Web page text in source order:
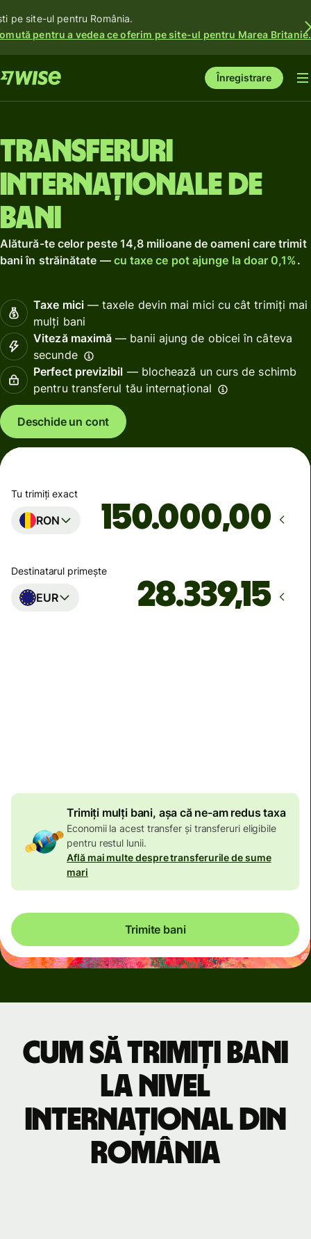
pe site-ul pentru România.
pentru a vedea ce oferim pe site-ul pentru Marea Britanie.
Înregistrare
Transferuri
internaționale de
bani
Alătură-te celor peste 14,8 milioane de oameni care trimit
bani în străinătate — cu taxe ce pot ajunge la doar 0,1%.
Taxe mici— taxele devin mai mici cu cât trimiți mai
mulți bani
Viteză maximă — banii ajung de obicei în câteva
secunde
Perfect previzibil — blochează un curs de schimb
pentru transferul tău internațional
Deschide un cont
Tu trimiți exact
RON ,00
Destinatarul primește
EUR
Trimiți mulți bani, așa că ne-am redus taxa
Economii la acest transfer și transferuri eligibile
pentru restul lunii.
Află mai multe despre transferurile de sume
mari
Trimite bani
Cum să trimiți bani
la nivel
internațional din
România